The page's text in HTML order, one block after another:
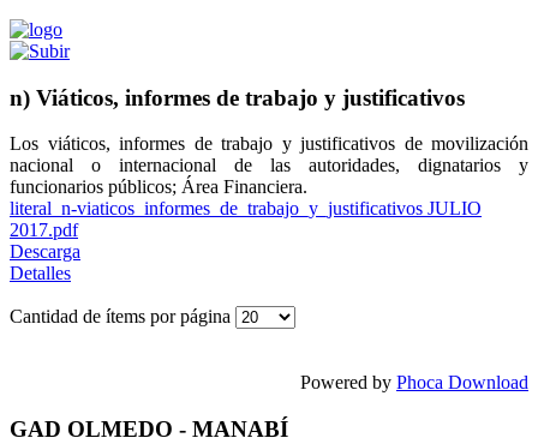
n) Viáticos, informes de trabajo y justificativos
Los viáticos, informes de trabajo y justificativos de movilización
nacional o internacional de las autoridades, dignatarios y
funcionarios públicos; Área Financiera.
literal_n-viaticos_informes_de_trabajo_y_justificativos JULIO
2017.pdf
Descarga
Detalles
Cantidad de ítems por página
Powered by Phoca Download
GAD OLMEDO - MANABÍ